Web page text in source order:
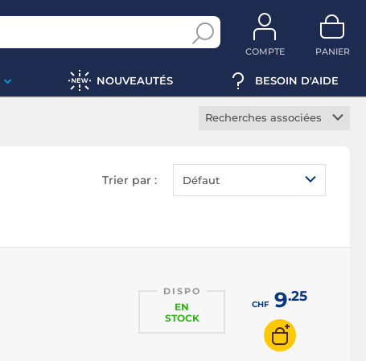
COMPTE PANIER
NOUVEAUTÉS BESOIN D'AIDE
Recherches associées
Pince à sertir
Kit de pinces
Trier par : Défaut
DISPO
EN
STOCK
CHF9.25